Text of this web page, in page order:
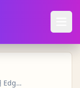
Claude Code 写了个 Agent，然后用 EdgeOne Makers 一键上线，非常丝滑！（附教程）